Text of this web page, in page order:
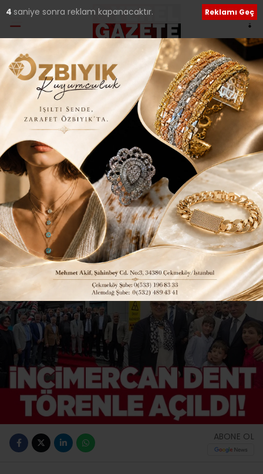
Ana Sayfa›Tüm Manşetler
AĞIZ VE DİŞ SAĞLIĞI
MERKEZİ İNCİMERCAN
DENT HİZMETTE..
Giriş: 13-06-2026 21:14
Güncelleme: 13-06-2026 21:16
104 Tüm Manşetler Yerel Haberler
ABONE OL
1saniye sonra reklam kapanacaktır. Reklamı Geç